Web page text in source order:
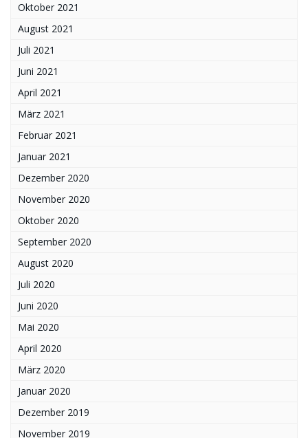
Oktober 2021
August 2021
Juli 2021
Juni 2021
April 2021
März 2021
Februar 2021
Januar 2021
Dezember 2020
November 2020
Oktober 2020
September 2020
August 2020
Juli 2020
Juni 2020
Mai 2020
April 2020
März 2020
Januar 2020
Dezember 2019
November 2019